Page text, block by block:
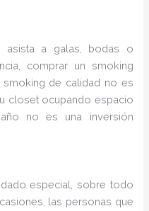
asista a galas, bodas o
comprar un smoking
smoking de calidad no es
closet ocupando espacio
no es una inversión
especial, sobre todo
las personas que